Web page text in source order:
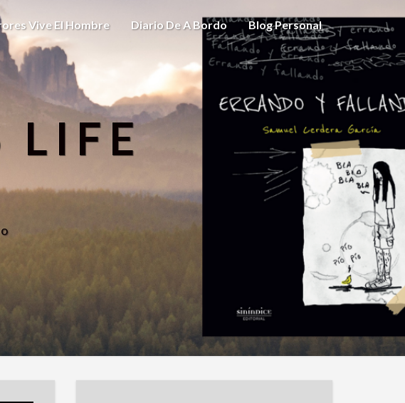
Vive El Hombre Diario De A Bordo Blog Personal
LIFE